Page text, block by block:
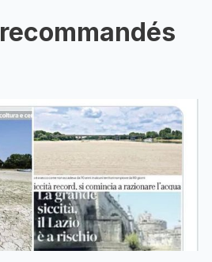
recommandés